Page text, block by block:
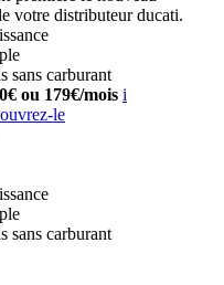
votre distributeur ducati.
sans carburant
ou 179€/mois i
le
sans carburant